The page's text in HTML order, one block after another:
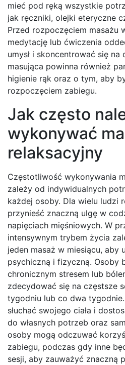
mieć pod ręką wszystkie
jak ręczniki, olejki eteryczne
Przed rozpoczęciem masażu
medytację lub ćwiczenia
umysł i skoncentrować się na
masująca powinna również
higienie rąk oraz o tym, aby
rozpoczęciem zabiegu.
Jak często
wykonywać
relaksacyjny
Częstotliwość wykonywania
zależy od indywidualnych
każdej osoby. Dla wielu ludzi
przynieść znaczną ulgę w
napięciach mięśniowych. W
intensywnym trybem życia
jeden masaż w miesiącu, aby
psychiczną i fizyczną. Osoby
chronicznym stresem lub
zdecydować się na częstsze
tygodniu lub co dwa
słuchać swojego ciała i
do własnych potrzeb oraz
osoby mogą odczuwać
zabiegu, podczas gdy inne
sesji, aby zauważyć znaczną